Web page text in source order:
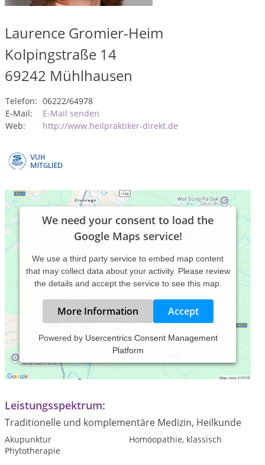
Laurence Gromier-Heim
Kolpingstraße 14
69242 Mühlhausen
Telefon: 06222/64978
E-Mail:
E-Mail senden
Web:
http://www.heilpraktiker-direkt.de
We need your consent to load the
Google Maps service!
We use a third party service to embed map content
that may collect data about your activity. Please review
the details and accept the service to see this map.
More Information Accept
Powered by Usercentrics Consent Management
Platform
Praxiszeiten:
Nach Vereinbarung
Leistungsspektrum:
Traditionelle und komplementäre Medizin, Heilkunde
Akupunktur
Homöopathie, klassisch
Phytotherapie